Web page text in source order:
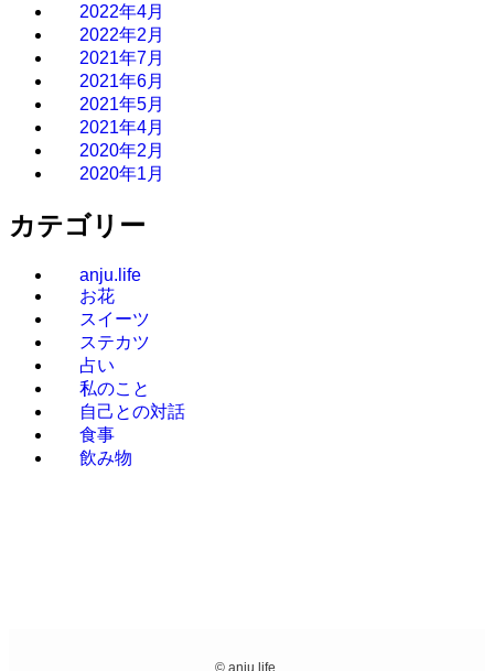
2022年4月
2022年2月
2021年7月
2021年6月
2021年5月
2021年4月
2020年2月
2020年1月
カテゴリー
anju.life
お花
スイーツ
ステカツ
占い
私のこと
自己との対話
食事
飲み物
© anju.life.